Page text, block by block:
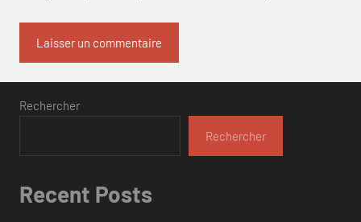
Rechercher
Rechercher
Recent Posts